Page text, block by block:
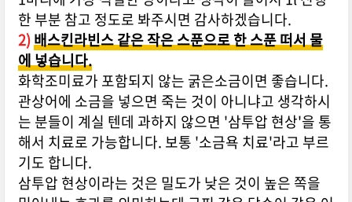
한 부분 참고 정도로 봐주시면 감사하겠습니다.
2)배스킨라빈스 같은 작은 스푼으로 한 스푼 떠서 물
에 넣습니다.
화학조미료가 포함되지 않는 굵은소금이면 좋습니다.
관상어에 소금을 넣으면 죽는 것이 아니냐고 생각하시
는 분들이 계실 텐데 과하지 않으면 '삼투압 현상'을 통
해서 치료로 가능합니다. 보통 '소금욕 치료'라고 부르
기도 합니다.
삼투압 현상이라는 것은 밀도가 낮은 것이 높은 쪽을